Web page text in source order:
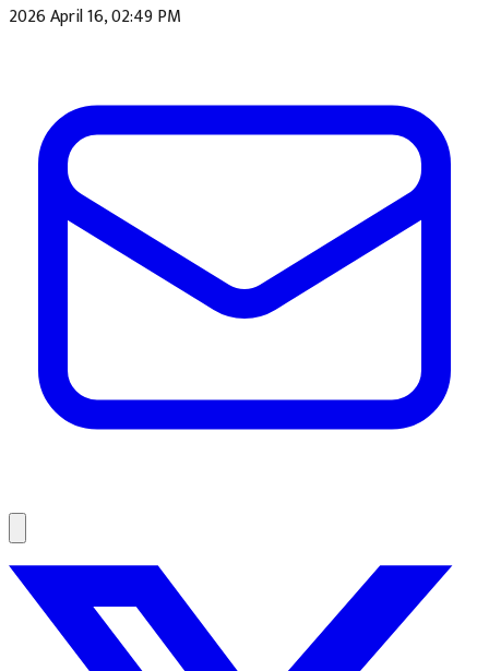
2026 April 16, 02:49 PM